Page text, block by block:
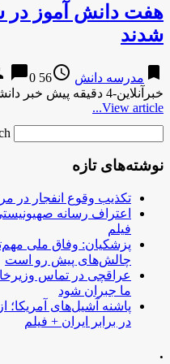
هفت دانش آموز در
شدند
bookmark مدرسه دانش access_time
56 years ago
chat_bubble0
خبرآنلاین-4 دقیقه پیش خبر دانشجویی خبر فرهنگیان
View article...
…
نوشته‌های تازه
تکذیب وقوع انفجار در
اعتراف رسانه
فیلم
پزشکیان: وفاق ملی
چالش‌های پیش رو است
عراقچی در تماس
ما جبران شود
پاشنه آشیل‌های آمریکا؛
در برابر ایران + فیلم
.